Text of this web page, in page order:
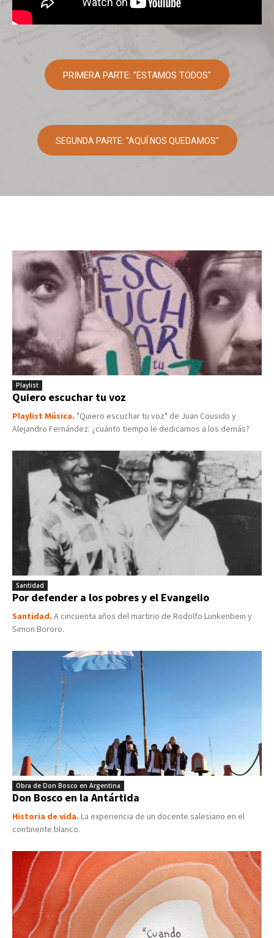
.
PRIMERA PARTE: "ESTAMOS TODOS"
.
SEGUNDA PARTE: "AQUÍ NOS QUEDAMOS"
.
Playlist
Quiero escuchar tu voz
Playlist Música. "Quiero escuchar tu voz" de Juan Cousido y
Alejandro Fernández: ¿cuánto tiempo le dedicamos a los demás?
Santidad
Por defender a los pobres y el Evangelio
Santidad. A cincuenta años del martirio de Rodolfo Lunkenbein y
Simon Bororo.
Obra de Don Bosco en Argentina
Don Bosco en la Antártida
Historia de vida. La experiencia de un docente salesiano en el
continente blanco.